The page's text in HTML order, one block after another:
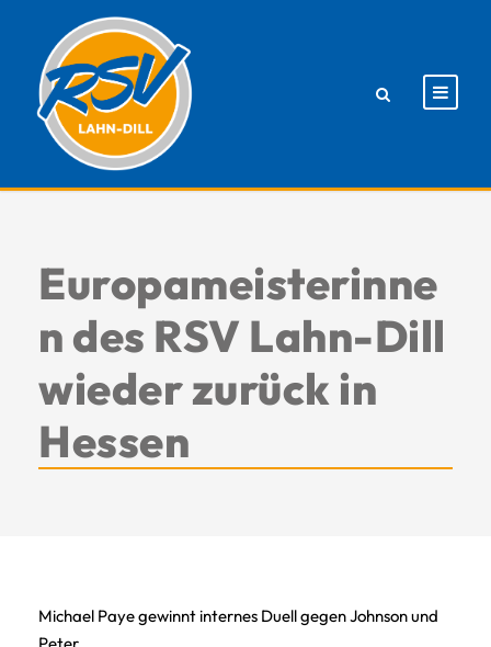
Europameisterinne
n des RSV Lahn-Dill
wieder zurück in
Hessen
Michael Paye gewinnt internes Duell gegen Johnson und
Peter